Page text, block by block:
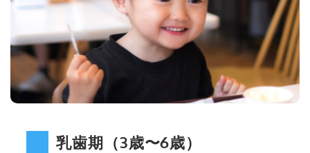
乳歯期（3歳〜6歳）